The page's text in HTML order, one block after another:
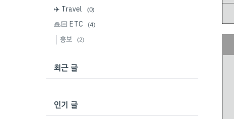
✈️ Travel (0)
🙏🏻 ETC (4)
홍보 (2)
최근 글
인기 글